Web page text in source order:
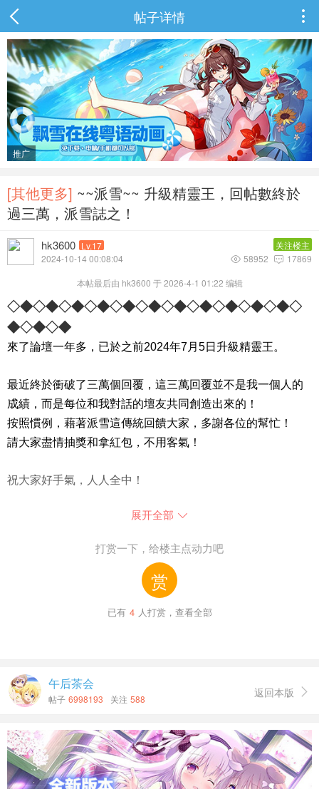
帖子详情 
推广
[其他更多] ~~派雪~~ 升級精靈王，回帖數終於
過三萬，派雪誌之！
hk3600 Lv.17
关注楼主
2024-10-14 00:08:04
 17869
 58952
本帖最后由 hk3600 于 2026-4-1 01:22 编辑
◇◆◇◆◇◆◇◆◇◆◇◆◇◆◇◆◇◆◇◆◇◆◇
◆◇◆◇◆
來了論壇一年多，已於之前2024年7月5日升級精靈王。
最近終於衝破了三萬個回覆，這三萬回覆並不是我一個人的
成績，而是每位和我對話的壇友共同創造出來的！
按照慣例，藉著派雪這傳統回饋大家 ，多謝各位的幫忙！
請大家盡情抽獎和拿紅包，不用客氣！
祝大家好手氣，人人全中！
回帖請留意以下規則：
2. 嚴禁使用粗言穢語。
3. 禁止灌水，不可只以純表情、純數字、簡單英文字符如
thx、cc、ok、3q、233、666等、抄襲他人回覆或一句打天
，第17樓你就不可以再回，必須等其他人回覆完你才可以
再有6次回覆機會，違規者將會被視為惡意灌水處理。
最近访问 头像模式 列表模式
展开全部 
打赏一下，给楼主点动力吧
赏
已有 4 人打赏，查看全部
午后茶会
帖子 6998193 关注 588 返回本版 